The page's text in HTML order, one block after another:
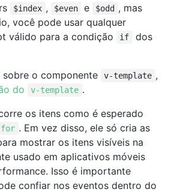
$index , $even e $odd , mas
você pode usar qualquer
válido para a condição
if dos
sobre o componente
v-template ,
do v-template .
os itens como é esperado
. Em vez disso, ele só cria as
mostrar os itens visíveis na
usado em aplicativos móveis
Isso é importante
confiar nos eventos dentro do